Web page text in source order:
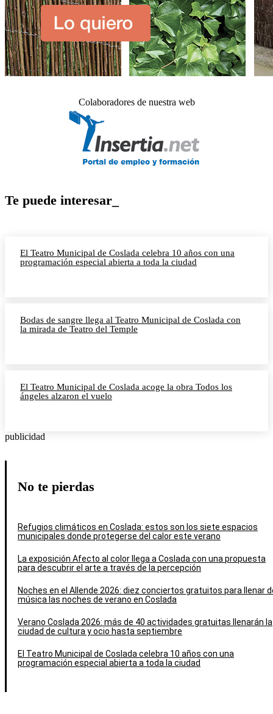
Colaboradores de nuestra web
Te puede interesar_
El Teatro Municipal de Coslada celebra 10 años con una
programación especial abierta a toda la ciudad
Bodas de sangre llega al Teatro Municipal de Coslada con
la mirada de Teatro del Temple
El Teatro Municipal de Coslada acoge la obra Todos los
ángeles alzaron el vuelo
publicidad
No te pierdas
Refugios climáticos en Coslada: estos son los siete espacios
municipales donde protegerse del calor este verano
La exposición Afecto al color llega a Coslada con una propuesta
para descubrir el arte a través de la percepción
Noches en el Allende 2026: diez conciertos gratuitos para llenar
música las noches de verano en Coslada
Verano Coslada 2026: más de 40 actividades gratuitas llenarán la
ciudad de cultura y ocio hasta septiembre
El Teatro Municipal de Coslada celebra 10 años con una
programación especial abierta a toda la ciudad